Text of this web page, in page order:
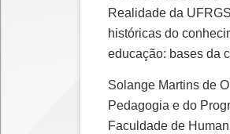
Realidade da
históricas do
educação: bases da
Solange Martins de
Pedagogia e do
Faculdade de